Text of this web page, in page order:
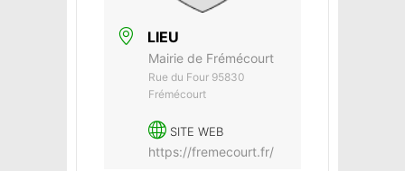
LIEU
Mairie de Frémécourt
Rue du Four 95830
Frémécourt
SITE WEB
https://fremecourt.fr/